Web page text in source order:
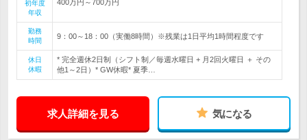
初年度
年収
400万円～700万円
勤務
時間
9：00～18：00（実働8時間）※残業は1日平均1時間程度です
休日
休暇
* 完全週休2日制（シフト制／毎週水曜日 + 月2回火曜日 ＋ その
他1～2日）* GW休暇* 夏季…
求人詳細を見る 気になる